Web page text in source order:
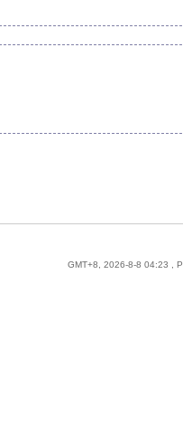
GMT+8, 2026-8-8 04:23 ,